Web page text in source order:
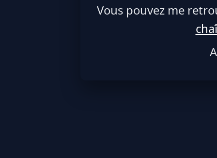
Vous pouvez me